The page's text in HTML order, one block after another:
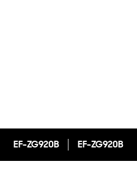
EF-ZG920B EF-ZG920B